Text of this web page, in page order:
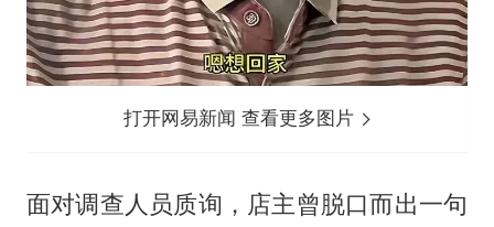
打开网易新闻 查看更多图片
面对调查人员质询，店主曾脱口而出一句